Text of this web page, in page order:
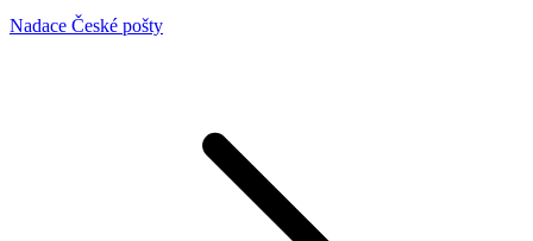
Nadace České pošty